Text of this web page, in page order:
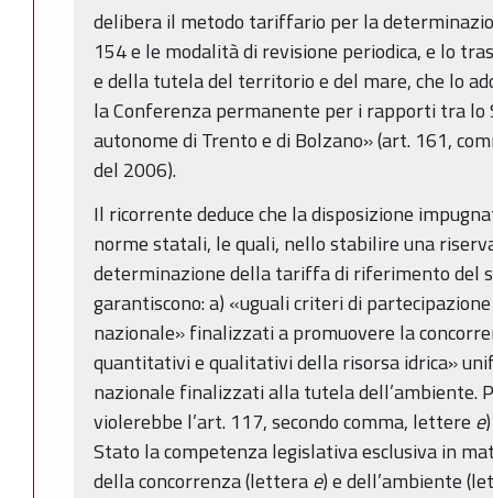
delibera il metodo tariffario per la
154 e le modalità di revisione periodica, e lo
e della tutela del territorio e del mare, che lo
la Conferenza permanente per i rapporti tra lo
autonome di Trento e di Bolzano» (art. 161,
del 2006).
Il ricorrente deduce che la disposizione
norme statali, le quali, nello stabilire una
determinazione della tariffa di riferimento del
garantiscono: a) «uguali criteri di
nazionale» finalizzati a promuovere la
quantitativi e qualitativi della risorsa idrica»
nazionale finalizzati alla tutela dell’ambiente.
violerebbe l’art. 117, secondo comma, lettere e
Stato la competenza legislativa esclusiva in
della concorrenza (letterae) e dell’ambiente